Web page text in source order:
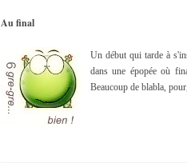
Au final
Un début qui tarde à
dans une épopée où
Beaucoup de blabla,